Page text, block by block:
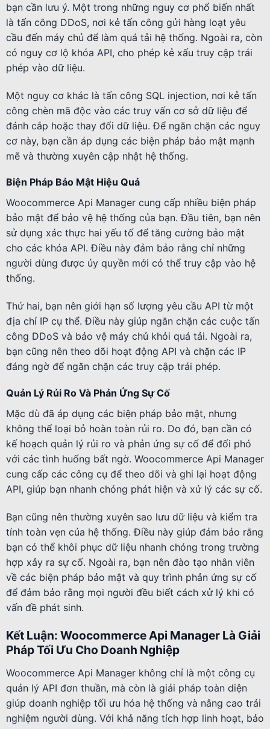
bạn cần lưu ý. Một trong những nguy cơ phổ biến nhất
là tấn công DDoS, nơi kẻ tấn công gửi hàng loạt yêu
cầu đến máy chủ để làm quá tải hệ thống. Ngoài ra, còn
có nguy cơ lộ khóa API, cho phép kẻ xấu truy cập trái
phép vào dữ liệu.
Một nguy cơ khác là tấn công SQL injection, nơi kẻ tấn
công chèn mã độc vào các truy vấn cơ sở dữ liệu để
đánh cắp hoặc thay đổi dữ liệu. Để ngăn chặn các nguy
cơ này, bạn cần áp dụng các biện pháp bảo mật mạnh
mẽ và thường xuyên cập nhật hệ thống.
Biện Pháp Bảo Mật Hiệu Quả
Woocommerce Api Manager cung cấp nhiều biện pháp
bảo mật để bảo vệ hệ thống của bạn. Đầu tiên, bạn nên
sử dụng xác thực hai yếu tố để tăng cường bảo mật
cho các khóa API. Điều này đảm bảo rằng chỉ những
người dùng được ủy quyền mới có thể truy cập vào hệ
thống.
Thứ hai, bạn nên giới hạn số lượng yêu cầu API từ một
địa chỉ IP cụ thể. Điều này giúp ngăn chặn các cuộc tấn
công DDoS và bảo vệ máy chủ khỏi quá tải. Ngoài ra,
bạn cũng nên theo dõi hoạt động API và chặn các IP
đáng ngờ để ngăn chặn các truy cập trái phép.
Quản Lý Rủi Ro Và Phản Ứng Sự Cố
Mặc dù đã áp dụng các biện pháp bảo mật, nhưng
không thể loại bỏ hoàn toàn rủi ro. Do đó, bạn cần có
kế hoạch quản lý rủi ro và phản ứng sự cố để đối phó
với các tình huống bất ngờ. Woocommerce Api Manager
cung cấp các công cụ để theo dõi và ghi lại hoạt động
API, giúp bạn nhanh chóng phát hiện và xử lý các sự cố.
Bạn cũng nên thường xuyên sao lưu dữ liệu và kiểm tra
tính toàn vẹn của hệ thống. Điều này giúp đảm bảo rằng
bạn có thể khôi phục dữ liệu nhanh chóng trong trường
hợp xảy ra sự cố. Ngoài ra, bạn nên đào tạo nhân viên
về các biện pháp bảo mật và quy trình phản ứng sự cố
để đảm bảo rằng mọi người đều biết cách xử lý khi có
vấn đề phát sinh.
Kết Luận: Woocommerce Api Manager Là Giải
Pháp Tối Ưu Cho Doanh Nghiệp
Woocommerce Api Manager không chỉ là một công cụ
quản lý API đơn thuần, mà còn là giải pháp toàn diện
giúp doanh nghiệp tối ưu hóa hệ thống và nâng cao trải
nghiệm người dùng. Với khả năng tích hợp linh hoạt, bảo